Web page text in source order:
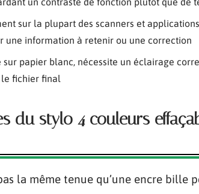
sur la plupart des scanners et
une information à retenir ou une correction
sur papier blanc, nécessite un éclairage
fichier final
du stylo 4 couleurs
la même tenue qu’une encre bille